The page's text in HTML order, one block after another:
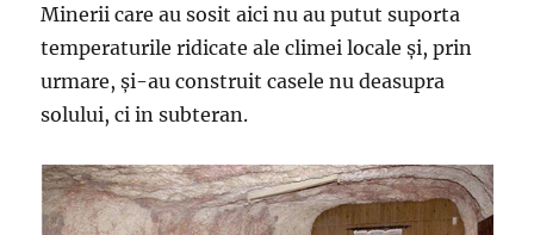
Minerii care au sosit aici nu au putut suporta
temperaturile ridicate ale climei locale și, prin
urmare, și-au construit casele nu deasupra
solului, ci in subteran.